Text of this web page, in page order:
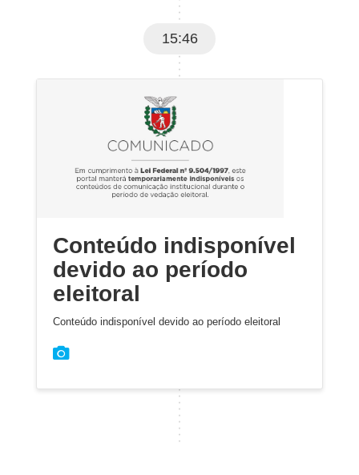
15:46
Conteúdo indisponível
devido ao período
eleitoral
Conteúdo indisponível devido ao período eleitoral